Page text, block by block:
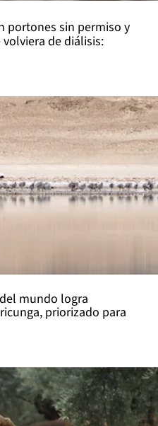
portones sin permiso y
de diálisis:
mundo logra
priorizado para